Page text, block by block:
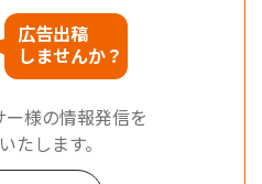
広告出稿
しませんか？
ー様の情報発信を
たします。